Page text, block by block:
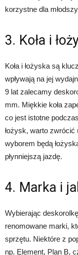
korzystne dla
3. Koła i
Koła i łożyska są
wpływają na jej
9 lat zalecamy
mm. Miękkie koła
co jest istotne
łożysk, warto
wyborem będą
płynniejszą jazdę.
4. Marka i
Wybierając
renomowane marki,
sprzętu. Niektóre z
np. Element, Plan B,